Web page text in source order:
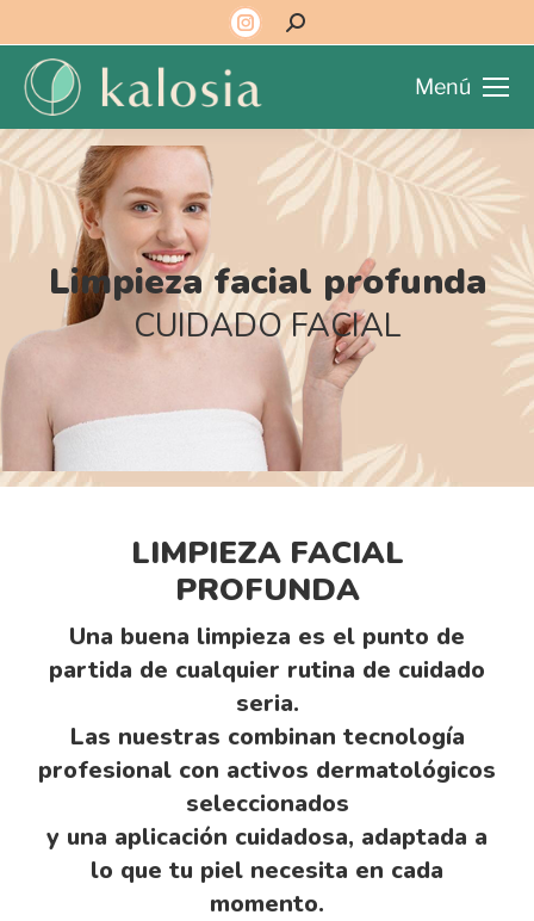
Menú
Limpieza facial profunda
CUIDADO FACIAL
LIMPIEZA FACIAL
PROFUNDA
Una buena limpieza es el punto de
partida de cualquier rutina de cuidado
seria.
Las nuestras combinan tecnología
profesional con activos dermatológicos
seleccionados
y una aplicación cuidadosa, adaptada a
lo que tu piel necesita en cada
momento.